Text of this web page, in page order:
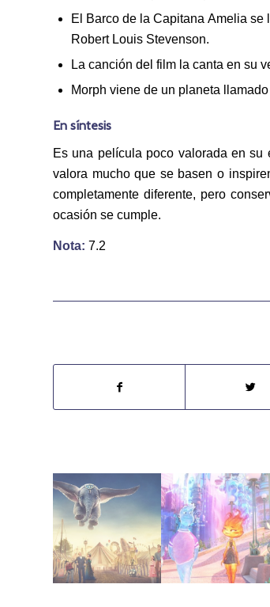
El Barco de la Capitana Amelia
Robert Louis Stevenson.
La canción del film la canta en su
Morph viene de un planeta
En síntesis
Es una película poco valorada en
valora mucho que se basen o
completamente diferente, pero
ocasión se cumple.
Nota: 7.2